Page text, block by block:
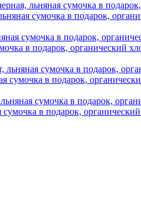
сумочка в подарок,
в подарок, органический
сумочка в подарок,
сумочка в подарок,